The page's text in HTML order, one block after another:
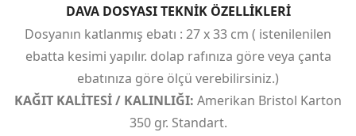
DAVA DOSYASI TEKNİK ÖZELLİKLERİ
Dosyanın katlanmış ebatı : 27 x 33 cm ( istenilenilen
ebatta kesimi yapılır. dolap rafınıza göre veya çanta
ebatınıza göre ölçü verebilirsiniz.)
KAĞIT KALİTESİ / KALINLIĞI: Amerikan Bristol Karton
350 gr. Standart.